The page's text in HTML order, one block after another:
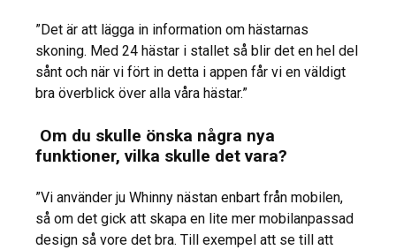
”Det är att lägga in information om hästarnas
skoning. Med 24 hästar i stallet så blir det en hel del
sånt och när vi fört in detta i appen får vi en väldigt
bra överblick över alla våra hästar.”
Om du skulle önska några nya
funktioner, vilka skulle det vara?
”Vi använder ju Whinny nästan enbart från mobilen,
så om det gick att skapa en lite mer mobilanpassad
design så vore det bra. Till exempel att se till att